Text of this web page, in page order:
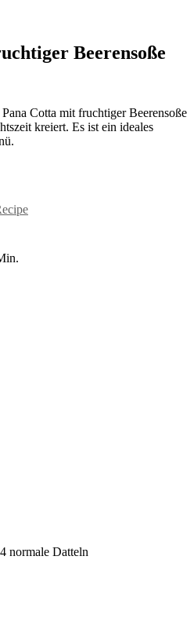
Beerensoße
Cotta mit fruchtiger Beerensoße
kreiert. Es ist ein ideales
normale Datteln